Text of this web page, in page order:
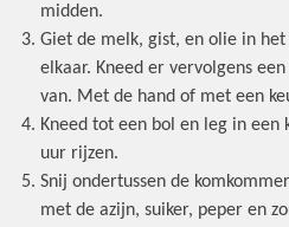
midden.
Giet de melk, gist, en olie in
elkaar. Kneed er vervolgens
van. Met de hand of met een
Kneed tot een bol en leg in
uur rijzen.
Snij ondertussen de
met de azijn, suiker, peper en